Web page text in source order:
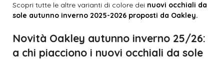
Scopri tutte le altre varianti di colore dei nuovi occhiali da
sole autunno inverno 2025-2026 proposti da Oakley.
Novità Oakley autunno inverno 25/26:
a chi piacciono i nuovi occhiali da sole